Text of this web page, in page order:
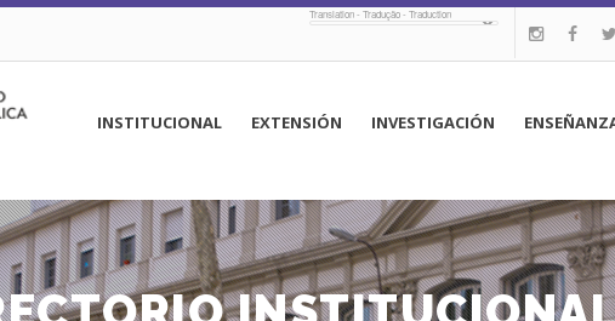
Translation - Tradução - Traduction
principal
INSTITUCIONAL EXTENSIÓN INVESTIGACIÓN